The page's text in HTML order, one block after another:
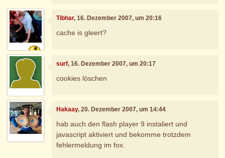
Tibhar, 16. Dezember 2007, um 20:16
cache is gleert?
surf, 16. Dezember 2007, um 20:17
cookies löschen
Hakaay, 20. Dezember 2007, um 14:44
hab auch den flash player 9 instaliert und
javascript aktiviert und bekomme trotzdem
fehlermeldung im fox.